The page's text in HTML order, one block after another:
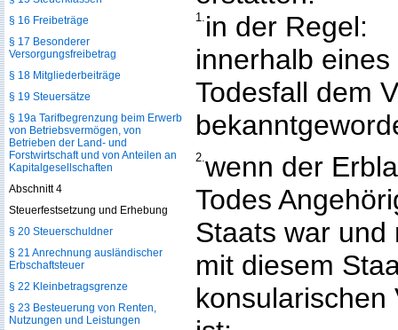
1. in der Regel:
innerhalb
Todesfall dem
2.wenn der
Todes
Staats war und
mit diesem
konsularischen
§ 16 Freibeträge
§ 17 Besonderer
Versorgungsfreibetrag
§ 18 Mitgliederbeiträge
§ 19 Steuersätze
§ 19a Tarifbegrenzung beim Erwerb
von Betriebsvermögen, von
Betrieben der Land- und
Forstwirtschaft und von Anteilen an
Kapitalgesellschaften
Abschnitt 4
Steuerfestsetzung und Erhebung
§ 20 Steuerschuldner
§ 21 Anrechnung ausländischer
Erbschaftsteuer
§ 22 Kleinbetragsgrenze
§ 23 Besteuerung von Renten,
Nutzungen und Leistungen